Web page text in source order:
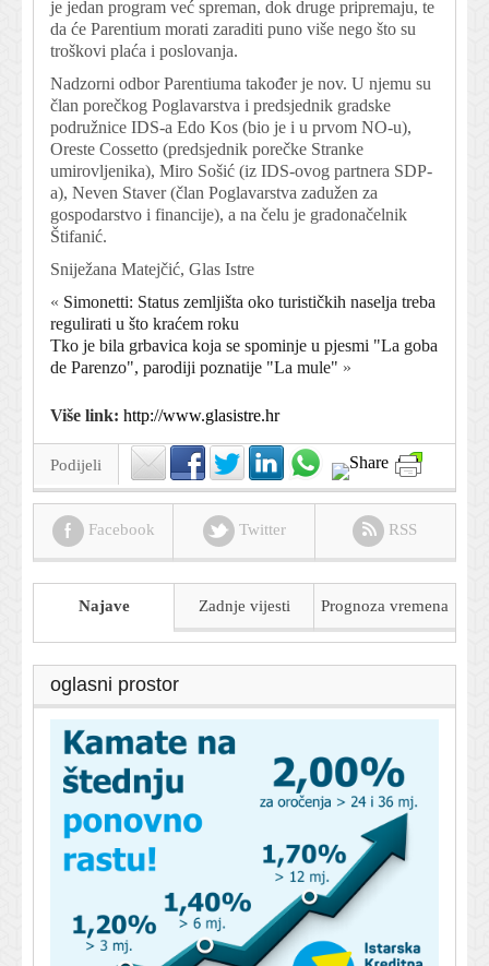
je jedan program već spreman, dok druge pripremaju, te
da će Parentium morati zaraditi puno više nego što su
troškovi plaća i poslovanja.
Nadzorni odbor Parentiuma također je nov. U njemu su
član porečkog Poglavarstva i predsjednik gradske
podružnice IDS-a Edo Kos (bio je i u prvom NO-u),
Oreste Cossetto (predsjednik porečke Stranke
umirovljenika), Miro Sošić (iz IDS-ovog partnera SDP-
a), Neven Staver (član Poglavarstva zadužen za
gospodarstvo i financije), a na čelu je gradonačelnik
Štifanić.
Sniježana Matejčić, Glas Istre
« Simonetti: Status zemljišta oko turističkih naselja treba
regulirati u što kraćem roku
Tko je bila grbavica koja se spominje u pjesmi "La goba
de Parenzo", parodiji poznatije "La mule" »
Više link: http://www.glasistre.hr
Podijeli
Facebook Twitter RSS
Najave Zadnje vijesti Prognoza vremena
oglasni prostor